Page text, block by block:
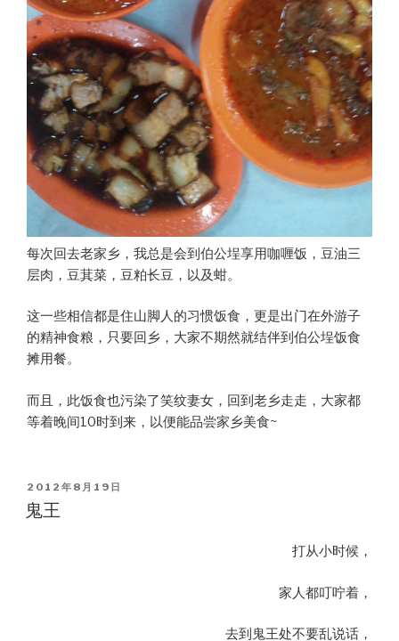
每次回去老家乡，我总是会到伯公埕享用咖喱饭，豆油三
层肉，豆萁菜，豆粕长豆，以及蚶。
这一些相信都是住山脚人的习惯饭食，更是出门在外游子
的精神食粮，只要回乡，大家不期然就结伴到伯公埕饭食
摊用餐。
而且，此饭食也污染了笑纹妻女，回到老乡走走，大家都
等着晚间10时到来，以便能品尝家乡美食~
POSTED
ON
2012年8月19日
鬼王
打从小时候，
家人都叮咛着，
去到鬼王处不要乱说话，